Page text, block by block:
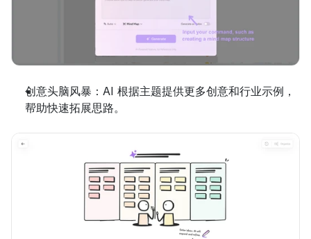
创意头脑风暴：AI 根据主题提供更多创意和行业示例，
帮助快速拓展思路。